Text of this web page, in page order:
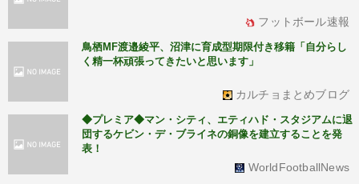
フットボール速報
鳥栖MF渡邉綾平、沼津に育成型期限付き移籍「自分らし
く精一杯頑張ってきたいと思います」
カルチョまとめブログ
◆プレミア◆マン・シティ、エティハド・スタジアムに退
団するケビン・デ・ブライネの銅像を建立することを発
表！
WorldFootballNews